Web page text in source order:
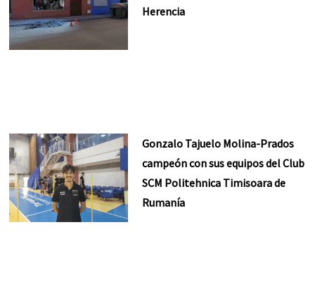
Herencia
Gonzalo Tajuelo Molina-Prados
campeón con sus equipos del Club
SCM Politehnica Timisoara de
Rumanía